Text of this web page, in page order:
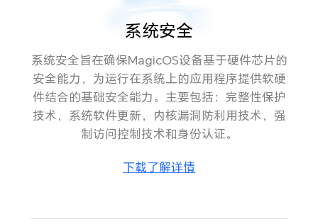
系统安全
系统安全旨在确保MagicOS设备基于硬件芯片的
安全能力，为运行在系统上的应用程序提供软硬
件结合的基础安全能力。主要包括：完整性保护
技术，系统软件更新，内核漏洞防利用技术，强
制访问控制技术和身份认证。
下载了解详情